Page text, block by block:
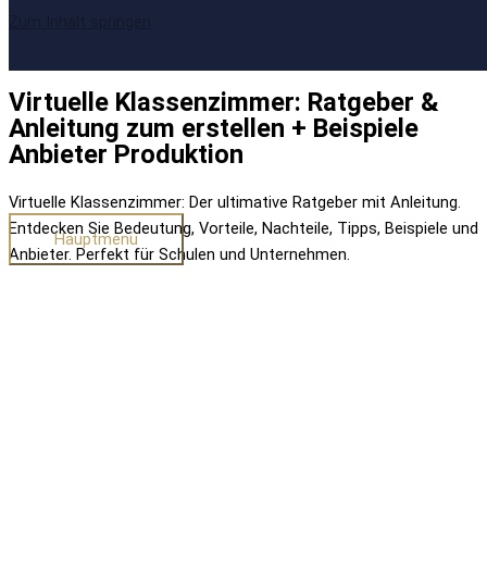
Hauptmenü
Virtuelle Klassenzimmer: Ratgeber &
Anleitung zum erstellen + Beispiele
Anbieter Produktion
Virtuelle Klassenzimmer: Der ultimative Ratgeber mit Anleitung.
Entdecken Sie Bedeutung, Vorteile, Nachteile, Tipps, Beispiele und
Anbieter. Perfekt für Schulen und Unternehmen.